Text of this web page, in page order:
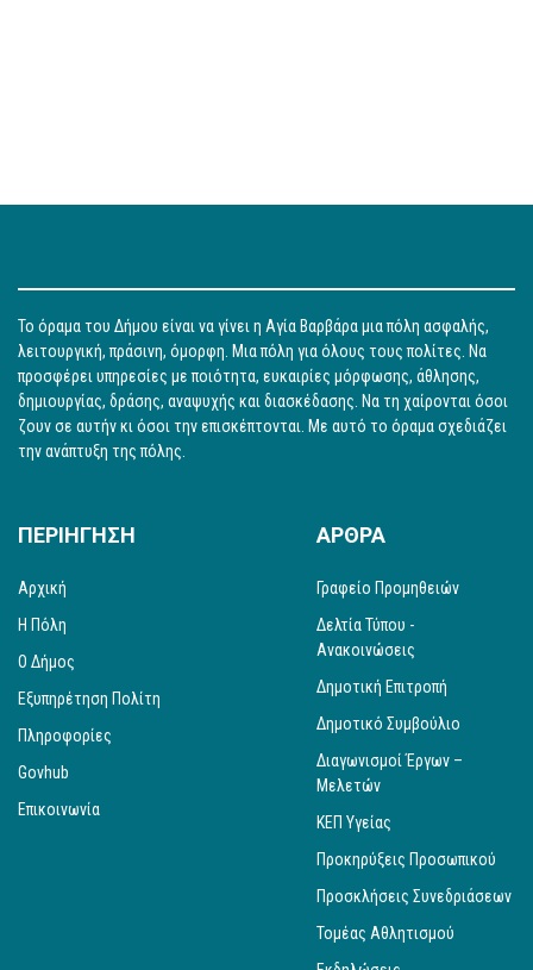
Το όραμα του Δήμου είναι να γίνει η Αγία Βαρβάρα μια πόλη ασφαλής,
λειτουργική, πράσινη, όμορφη. Μια πόλη για όλους τους πολίτες. Να
προσφέρει υπηρεσίες με ποιότητα, ευκαιρίες μόρφωσης, άθλησης,
δημιουργίας, δράσης, αναψυχής και διασκέδασης. Να τη χαίρονται όσοι
ζουν σε αυτήν κι όσοι την επισκέπτονται. Με αυτό το όραμα σχεδιάζει
την ανάπτυξη της πόλης.
ΠΕΡΙΗΓΗΣΗ
Αρχική
Η Πόλη
Ο Δήμος
Εξυπηρέτηση Πολίτη
Πληροφορίες
Govhub
Επικοινωνία
ΑΡΘΡΑ
Γραφείο Προμηθειών
Δελτία Τύπου -
Ανακοινώσεις
Δημοτική Επιτροπή
Δημοτικό Συμβούλιο
Διαγωνισμοί Έργων –
Μελετών
ΚΕΠ Υγείας
Προκηρύξεις Προσωπικού
Προσκλήσεις Συνεδριάσεων
Τομέας Αθλητισμού